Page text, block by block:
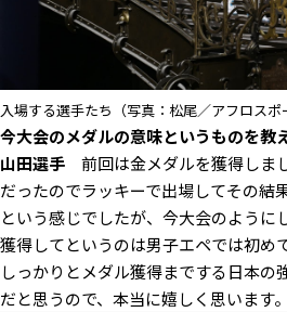
入場する選手たち（写真：松尾／アフロスポ
――今大会のメダルの意味というものを教
山田選手 前回は金メダルを獲得しま
だったのでラッキーで出場してその結
という感じでしたが、今大会のように
獲得してというのは男子エペでは初め
しっかりとメダル獲得までする日本の
だと思うので、本当に嬉しく思います。